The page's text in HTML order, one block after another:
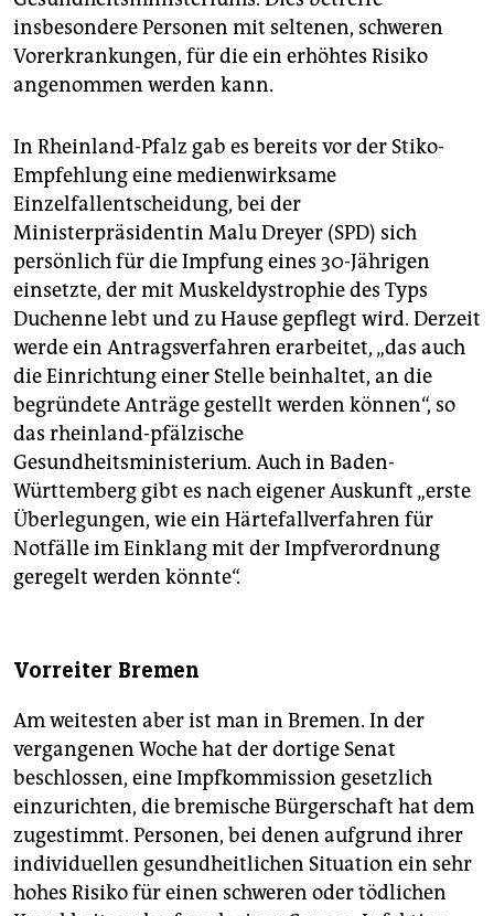
insbesondere Personen mit seltenen, schweren
Vorerkrankungen, für die ein erhöhtes Risiko
angenommen werden kann.
In Rheinland-Pfalz gab es bereits vor der Stiko-
Empfehlung eine medienwirksame
Einzelfallentscheidung, bei der
Ministerpräsidentin Malu Dreyer (SPD) sich
persönlich für die Impfung eines 30-Jährigen
einsetzte, der mit Muskeldystrophie des Typs
Duchenne lebt und zu Hause gepflegt wird. Derzeit
werde ein Antragsverfahren erarbeitet, „das auch
die Einrichtung einer Stelle beinhaltet, an die
begründete Anträge gestellt werden können“, so
das rheinland-pfälzische
Gesundheitsministerium. Auch in Baden-
Württemberg gibt es nach eigener Auskunft „erste
Überlegungen, wie ein Härtefallverfahren für
Notfälle im Einklang mit der Impfverordnung
geregelt werden könnte“.
Vorreiter Bremen
Am weitesten aber ist man in Bremen. In der
vergangenen Woche hat der dortige Senat
beschlossen, eine Impfkommission gesetzlich
einzurichten, die bremische Bürgerschaft hat dem
zugestimmt. Personen, bei denen aufgrund ihrer
individuellen gesundheitlichen Situation ein sehr
hohes Risiko für einen schweren oder tödlichen